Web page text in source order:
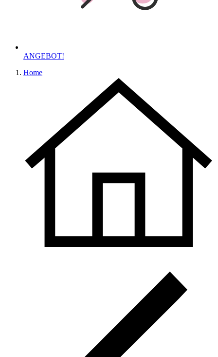
ANGEBOT!
Home